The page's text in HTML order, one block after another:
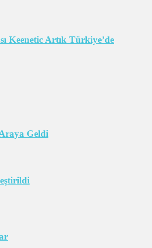
Keenetic Artık Türkiye’de
Geldi